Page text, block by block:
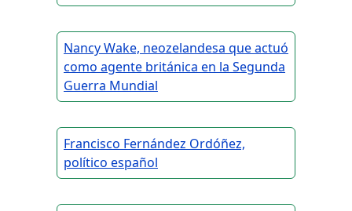
Nancy Wake, neozelandesa que actuó
como agente británica en la Segunda
Guerra Mundial
Francisco Fernández Ordóñez,
político español